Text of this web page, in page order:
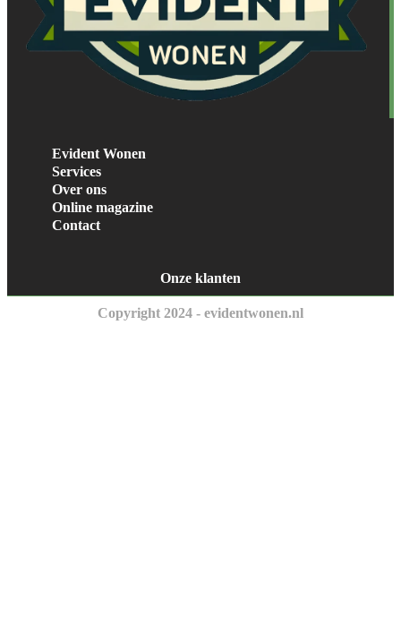
Evident Wonen
Services
Over ons
Online magazine
Contact
Onze klanten
Copyright 2024 - evidentwonen.nl